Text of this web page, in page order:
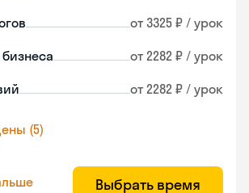
от 3325 ₽ / урок
от 2282 ₽ / урок
от 2282 ₽ / урок
(5)
Выбрать время